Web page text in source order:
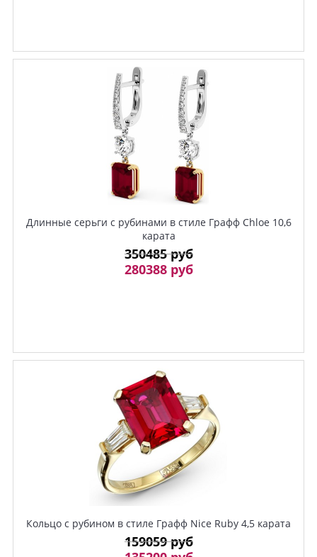
Длинные серьги с рубинами в стиле Графф Chloe 10,6
карата
350485 руб
280388 руб
Кольцо с рубином в стиле Графф Nice Ruby 4,5 карата
159059 руб